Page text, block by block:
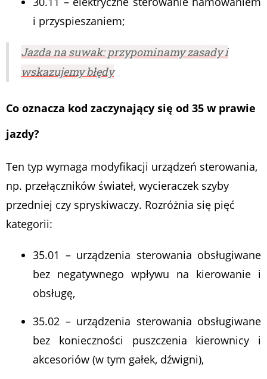
i przyspieszaniem;
Jazda na suwak: przypominamy zasady i
wskazujemy błędy
Co oznacza kod zaczynający się od 35 w prawie
jazdy?
Ten typ wymaga modyfikacji urządzeń sterowania,
np. przełączników świateł, wycieraczek szyby
przedniej czy spryskiwaczy. Rozróżnia się pięć
kategorii:
35.01 – urządzenia sterowania obsługiwane
bez negatywnego wpływu na kierowanie i
obsługę,
35.02 – urządzenia sterowania obsługiwane
bez konieczności puszczenia kierownicy i
akcesoriów (w tym gałek, dźwigni),